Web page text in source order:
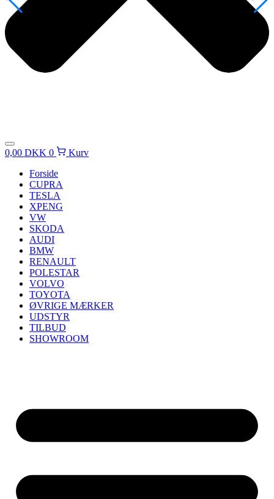
0,00 DKK 0
Kurv
Forside
CUPRA
TESLA
XPENG
VW
SKODA
AUDI
BMW
RENAULT
POLESTAR
VOLVO
TOYOTA
ØVRIGE MÆRKER
UDSTYR
TILBUD
SHOWROOM